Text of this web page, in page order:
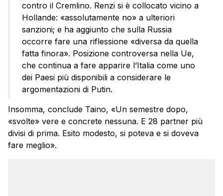
contro il Cremlino. Renzi si è collocato vicino a
Hollande: «assolutamente no» a ulteriori
sanzioni; e ha aggiunto che sulla Russia
occorre fare una riflessione «diversa da quella
fatta finora». Posizione controversa nella Ue,
che continua a fare apparire l’Italia come uno
dei Paesi più disponibili a considerare le
argomentazioni di Putin.
Insomma, conclude Taino, «Un semestre dopo,
«svolte» vere e concrete nessuna. E 28 partner più
divisi di prima. Esito modesto, si poteva e si doveva
fare meglio».